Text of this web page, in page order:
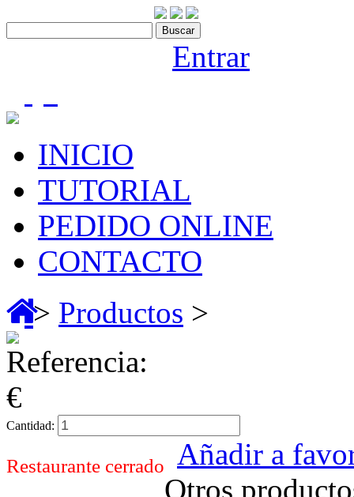
Entrar
INICIO
TUTORIAL
PEDIDO ONLINE
CONTACTO
> Productos >
Referencia:
€
Cantidad:
Restaurante cerrado
Añadir a
Otros